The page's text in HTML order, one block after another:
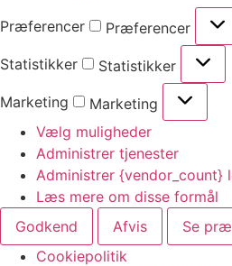
Præferencer Præferencer
Statistikker Statistikker
Marketing
Marketing
Vælg muligheder
Administrer tjenester
Administrer {vendor_count}
Læs mere om disse formål
Godkend
Afvis Se
Cookiepolitik